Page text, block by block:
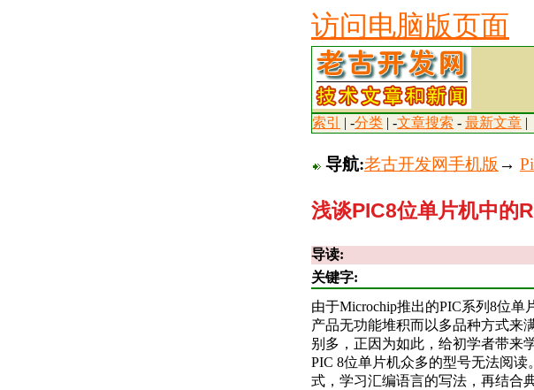
访问电脑版页面
索引 | -分类 | -文章搜索 - 最新文章 |
导航:老古开发网手机版 →
浅谈PIC8位单片机中的
导读:
关键字:
由于Microchip推出的PIC系列8位
产品无功能堆积而以多品种方式来
别多，正因为如此，给初学者带来
PIC 8位单片机众多的型号无法阅
式，学习汇编语言的写法，再结合